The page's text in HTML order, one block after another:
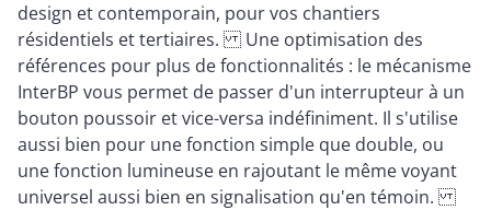
design et contemporain, pour vos chantiers
résidentiels et tertiaires. Une optimisation des
références pour plus de fonctionnalités : le mécanisme
InterBP vous permet de passer d'un interrupteur à un
bouton poussoir et vice-versa indéfiniment. Il s'utilise
aussi bien pour une fonction simple que double, ou
une fonction lumineuse en rajoutant le même voyant
universel aussi bien en signalisation qu'en témoin.